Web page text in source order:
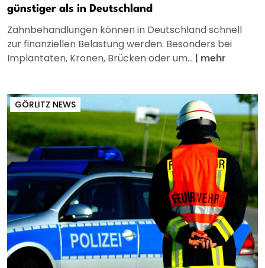
günstiger als in Deutschland
Zahnbehandlungen können in Deutschland schnell
zur finanziellen Belastung werden. Besonders bei
Implantaten, Kronen, Brücken oder um... | mehr
GÖRLITZ NEWS